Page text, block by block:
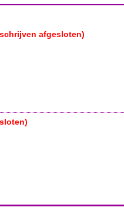
afgesloten)